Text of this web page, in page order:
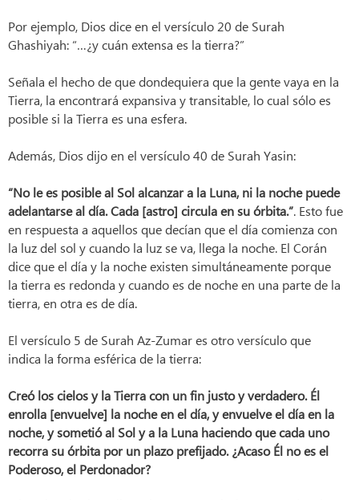
Por ejemplo, Dios dice en el versículo 20 de Surah
Ghashiyah: “…¿y cuán extensa es la tierra?”
Señala el hecho de que dondequiera que la gente vaya en la
Tierra, la encontrará expansiva y transitable, lo cual sólo es
posible si la Tierra es una esfera.
Además, Dios dijo en el versículo 40 de Surah Yasin:
“No le es posible al Sol alcanzar a la Luna, ni la noche puede
adelantarse al día. Cada [astro] circula en su órbita.”. Esto fue
en respuesta a aquellos que decían que el día comienza con
la luz del sol y cuando la luz se va, llega la noche. El Corán
dice que el día y la noche existen simultáneamente porque
la tierra es redonda y cuando es de noche en una parte de la
tierra, en otra es de día.
El versículo 5 de Surah Az-Zumar es otro versículo que
indica la forma esférica de la tierra:
Creó los cielos y la Tierra con un fin justo y verdadero. Él
enrolla [envuelve] la noche en el día, y envuelve el día en la
noche, y sometió al Sol y a la Luna haciendo que cada uno
recorra su órbita por un plazo prefijado. ¿Acaso Él no es el
Poderoso, el Perdonador?